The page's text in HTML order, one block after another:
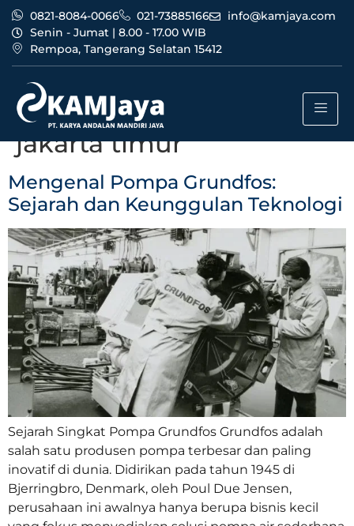
0821-8084-0066 021-73885166
info@kamjaya.com
Senin - Jumat | 8.00 - 17.00 WIB
Rempoa, Tangerang Selatan 15412
Tag:
grundfos bandung
jakarta timur
Mengenal Pompa Grundfos:
Sejarah dan Keunggulan Teknologi
Sejarah Singkat Pompa Grundfos Grundfos adalah
salah satu produsen pompa terbesar dan paling
inovatif di dunia. Didirikan pada tahun 1945 di
Bjerringbro, Denmark, oleh Poul Due Jensen,
perusahaan ini awalnya hanya berupa bisnis kecil